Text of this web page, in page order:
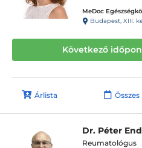
MeDoc
Budapest, XIII.
Következő
Árlista
Dr. Péter
Reumatológus